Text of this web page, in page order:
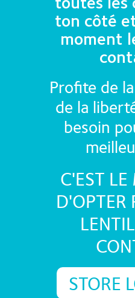
ton côté
moment
Profite de
de la
besoin
C'EST
D'OPTER
STORE